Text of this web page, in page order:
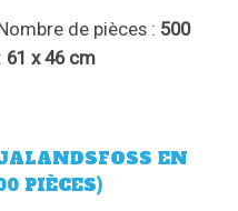
de pièces : 500
61 x 46 cm
EN
PIÈCES)